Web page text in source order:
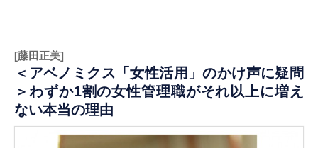
[藤田正美]
＜アベノミクス「女性活用」のかけ声に疑問
＞わずか1割の女性管理職がそれ以上に増え
ない本当の理由